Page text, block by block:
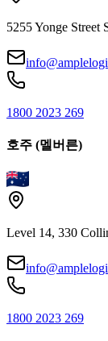
5255 Yonge
1800 2023 269
호주 (멜버른)
Level 14, 330
1800 2023 269